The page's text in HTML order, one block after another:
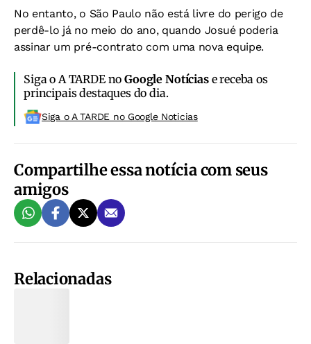
No entanto, o São Paulo não está livre do perigo de
perdê-lo já no meio do ano, quando Josué poderia
assinar um pré-contrato com uma nova equipe.
Siga o A TARDE noGoogle Notíciase receba os
principais destaques do dia.
Siga o A TARDE no Google Noticias
Compartilhe essa notícia com seus
amigos
Relacionadas